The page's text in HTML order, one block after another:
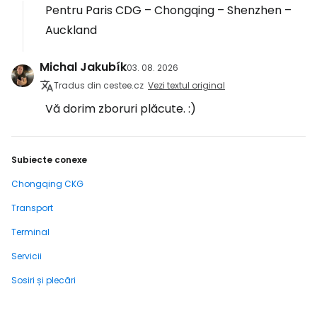
Pentru Paris CDG – Chongqing – Shenzhen –
Auckland
Michal Jakubík03. 08. 2026
Tradus din cestee.cz Vezi textul original
Vă dorim zboruri plăcute. :)
Subiecte conexe
Chongqing CKG
Transport
Terminal
Servicii
Sosiri și plecări